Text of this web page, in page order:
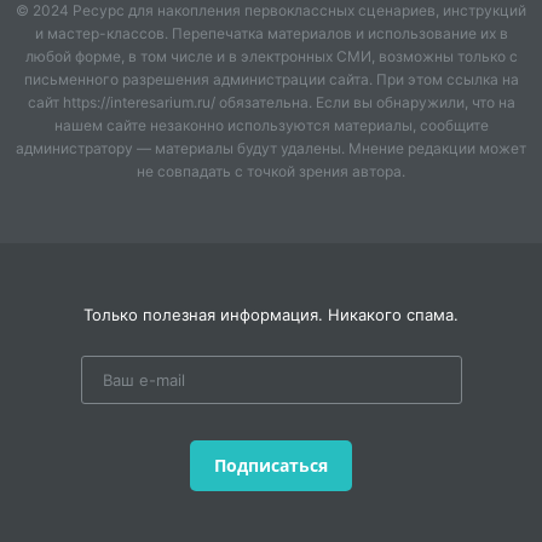
Однако в некоторых случаях требуется выделить
логическим ударением какое-то слово фразы, не
находящееся в конце предложения. Логически
выделяются те слова, которые потенциально
соотносятся с каким-либо антонимом, например, во
Сегодня прекрасная погодамогут быть
забора вырос огромный сугроб.
В этом случае понижение сопровождает не
последнее слово повествовательной фразы, а то, на
Вопросительная интонационная конструкция
© 2024 Ресурс для накопления первоклассных сценариев, инструкций
и мастер-классов. Перепечатка материалов и использование их в
любой форме, в том числе и в электронных СМИ, возможны только с
письменного разрешения администрации сайта. При этом ссылка на
сайт https://interesarium.ru/ обязательна. Если вы обнаружили, что на
нашем сайте незаконно используются материалы, сообщите
администратору — материалы будут удалены. Мнение редакции может
не совпадать с точкой зрения автора.
Только полезная информация. Никакого спама.
Подписаться